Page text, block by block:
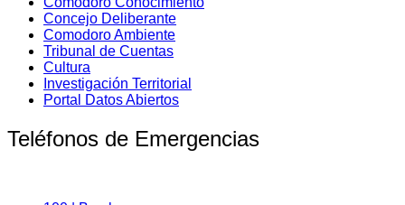
Concejo Deliberante
Comodoro Ambiente
Tribunal de Cuentas
Cultura
Investigación Territorial
Portal Datos Abiertos
Teléfonos de Emergencias